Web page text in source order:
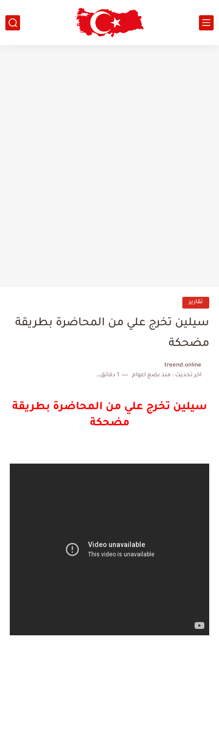
تقارير
سيلين تخرج علي من المحاضرة بطريقة
مضحكة
treend.online
اخر تحديث :منذ بضع اعوام 1 دقائق للقراءة
سيلين تخرج علي من المحاضرة بطريقة
مضحكة